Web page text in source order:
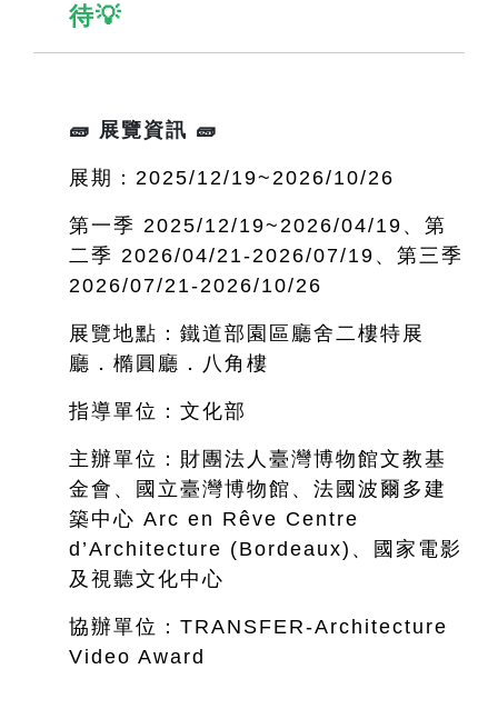
待💡
🧱 展覽資訊 🧱
展期：2025/12/19~2026/10/26
第一季 2025/12/19~ 2026/04/19、第
二季 2026/04/21-2026/07/19、第三季
2026/07/21-2026/10/26
展覽地點：鐵道部園區廳舍二樓特展
廳．橢圓廳．八角樓
指導單位：文化部
主辦單位：財團法人臺灣博物館文教基
金會、國立臺灣博物館、法國波爾多建
築中心 Arc en Rêve Centre
d’Architecture (Bordeaux)、國家電影
及視聽文化中心
協辦單位：TRANSFER-Architecture
Video Award